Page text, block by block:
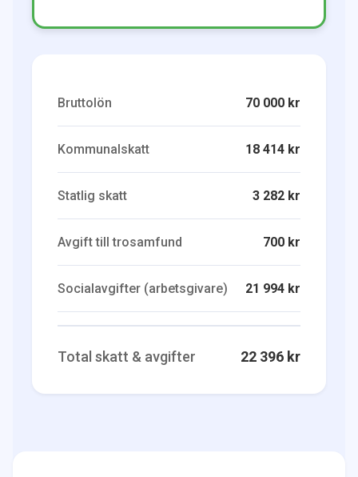
Bruttolön 70 000 kr
Kommunalskatt 18 414 kr
Statlig skatt 3 282 kr
Avgift till trosamfund 700 kr
Socialavgifter (arbetsgivare) 21 994 kr
Total skatt & avgifter 22 396 kr